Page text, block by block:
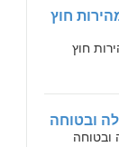
חוץ
חוץ
ובטוחה
ובטוחה